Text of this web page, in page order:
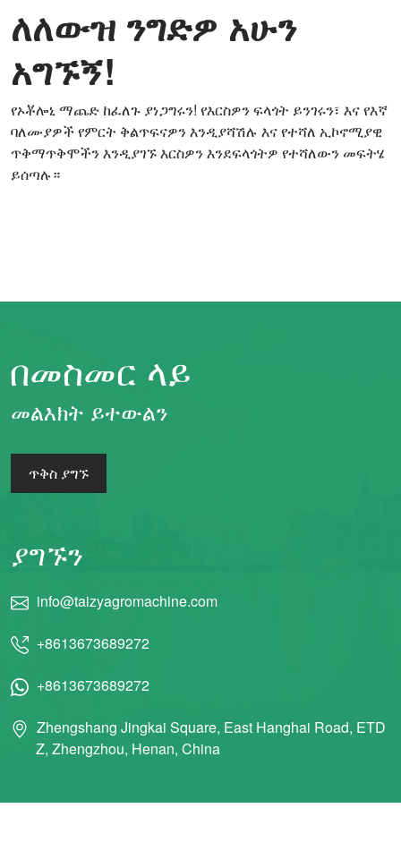
ለለውዝ ንግድዎ አሁን
አግኙኝ!
የኦቾሎኒ ማጨድ ከፈለጉ ያነጋግሩን! የእርስዎን ፍላጎት ይንገሩን፣ እና የእኛ
ባለሙያዎች የምርት ቅልጥፍናዎን እንዲያሻሽሉ እና የተሻለ ኢኮኖሚያዊ
ጥቅማጥቅሞችን እንዲያገኙ እርስዎን እንደፍላጎትዎ የተሻለውን መፍትሄ
ይሰጣሉ።
በመስመር ላይ
መልእክት ይተውልን
ጥቅስ ያግኙ
ያግኙን
info@taizyagromachine.com
+8613673689272
+8613673689272
Zhengshang Jingkai Square, East Hanghai Road, ETD
Z, Zhengzhou, Henan, China